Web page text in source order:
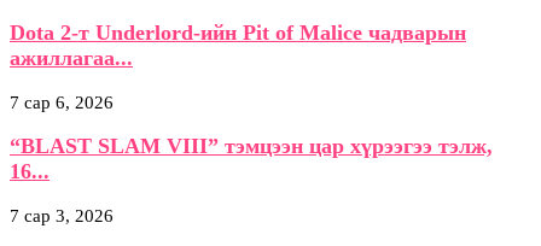
Dota 2-т Underlord-ийн Pit of Malice чадварын
ажиллагаа...
7 сар 6, 2026
“BLAST SLAM VIII” тэмцээн цар хүрээгээ тэлж,
16...
7 сар 3, 2026